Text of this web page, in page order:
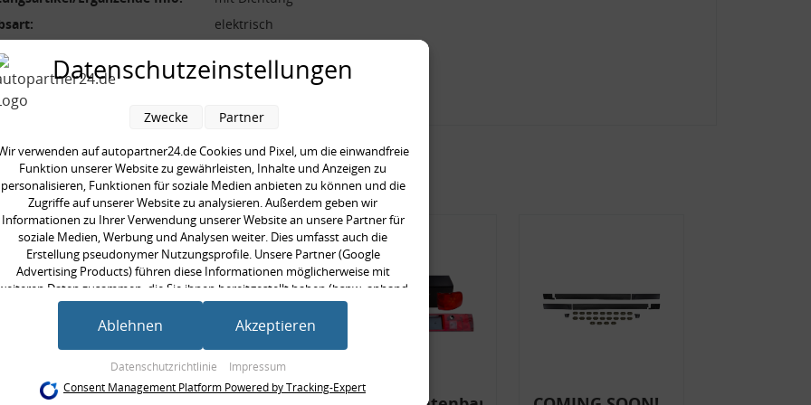
elektrisch
[V]:
Magnetventil
kauften auch
Datenschutzeinstellungen
verwenden auf autopartner24.de Cookies und Pixel, um die einwandfreie
Funktion unserer Website zu gewährleisten, Inhalte und Anzeigen zu
personalisieren, Funktionen für soziale Medien anbieten zu können und die
Zugriffe auf unserer Website zu analysieren. Außerdem geben wir
Informationen zu Ihrer Verwendung unserer Website an unsere Partner für
soziale Medien, Werbung und Analysen weiter. Dies umfasst auch die
Erstellung pseudonymer Nutzungsprofile. Unsere Partner (Google
Advertising Products) führen diese Informationen möglicherweise mit
Daten zusammen, die Sie ihnen bereitgestellt haben (bspw. anhand
eines persönlichen Accounts) oder welche sie im Rahmen Ihrer Nutzung der
Dienste gesammelt haben (bspw. Nutzungsdaten anderer Geräte). Ihre
Einwilligung zur Nutzung von Cookies und Pixeln können Sie jederzeit
dort die entsprechenden Anpassungen vornehmen.
Datenschutzrichtlinie Impressum
Zwecke Partner
Ablehnen Akzeptieren
Consent Management Platform Powered by Tracking-Expert